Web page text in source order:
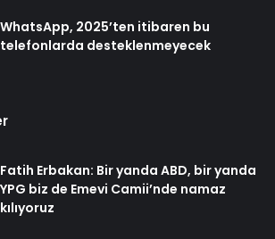
WhatsApp, 2025’ten itibaren bu
telefonlarda desteklenmeyecek
Fatih Erbakan: Bir yanda ABD, bir yanda
YPG biz de Emevi Camii’nde namaz
kılıyoruz